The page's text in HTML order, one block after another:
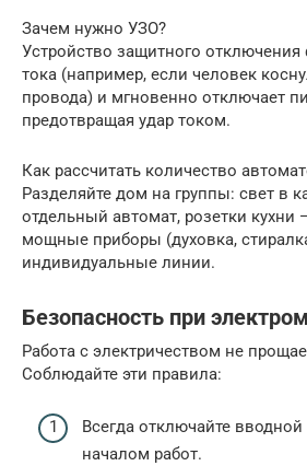
Зачем нужно УЗО?
Устройство защитного отключения
тока (например, если человек
провода) и мгновенно отключает
предотвращая удар током.
Как рассчитать количество
Разделяйте дом на группы: свет в
отдельный автомат, розетки кухни
мощные приборы (духовка,
индивидуальные линии.
Безопасность при
Работа с электричеством не
Соблюдайте эти правила:
Всегда отключайте
началом работ.